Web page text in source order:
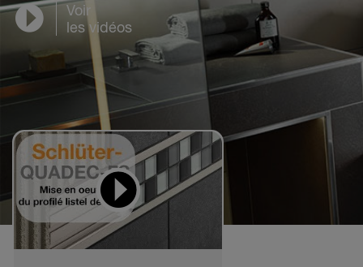
Voir
les vidéos